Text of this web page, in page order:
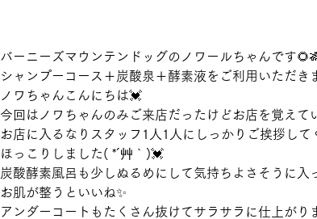
バーニーズマウンテンドッグのノワールちゃんです
シャンプーコース＋炭酸泉＋酵素液をご利用いただき
ノワちゃんこんにちは💓
今回はノワちゃんのみご来店だったけどお店を覚えて
お店に入るなりスタッフ1人1人にしっかりご挨拶し
ほっこりしました( *´艸｀)💓
炭酸酵素風呂も少しぬるめにして気持ちよさそうに入
お肌が整うといいね✨
アンダーコートもたくさん抜けてサラサラに仕上がり